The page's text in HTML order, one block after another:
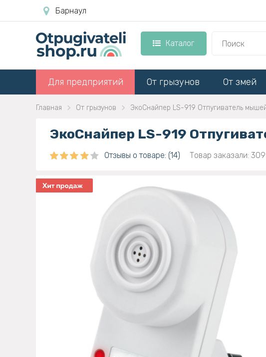
Барнаул
Каталог
Для предприятий От грызунов От змей
Главная От грызунов ЭкоСнайпер LS-919 Отпугиватель
ЭкоСнайпер LS-919
Отзывы о товаре: (14) Товар заказали: